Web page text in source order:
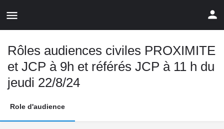
Rôles audiences civiles PROXIMITE
et JCP à 9h et référés JCP à 11 h du
jeudi 22/8/24
Role d'audience